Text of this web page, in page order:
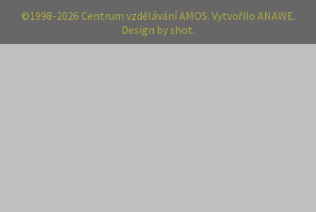
©1998-2026 Centrum vzdělávání AMOS. Vytvořilo ANAWE.
Design by shot.